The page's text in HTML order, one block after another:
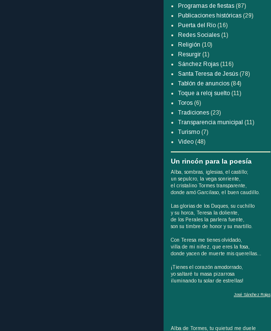
Programas de fiestas (87)
Publicaciones históricas (29)
Puerta del Río (16)
Redes Sociales (1)
Religión (10)
Resurgir (1)
Sánchez Rojas (116)
Santa Teresa de Jesús (78)
Tablón de anuncios (84)
Toque a reloj suelto (11)
Toros (6)
Tradiciones (23)
Transparencia municipal (11)
Turismo (7)
Video (48)
Un rincón para la poesía
Alba, sombras, iglesias, el castillo;
un sepulcro, la vega sonriente,
el cristalino Tormes transparente,
donde amó Garcilaso, el buen caudillo.
Las glorias de los Duques, su cuchillo
y su horca, Teresa la doliente,
de los Perales la parlera fuente,
son su timbre de honor y su martillo.
Con Teresa me tienes olvidado,
villa de mi niñez, que eres la fosa,
donde yacen de muerte mis querellas...
¡Tienes el corazón amodorrado,
yo saltaré tu masa pizarrosa
iluminando tu solar de estrellas!
José Sánchez Rojas
Alba de Tormes, tu quietud me duele